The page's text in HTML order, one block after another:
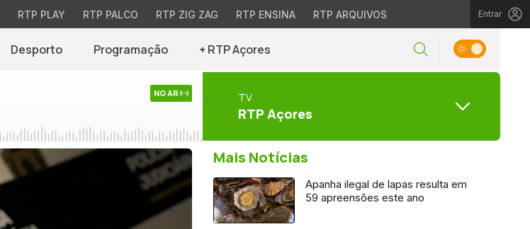
RTP PLAY RTP PALCO RTP ZIG ZAG RTP ENSINA RTP ARQUIVOS Entrar
Desporto Programação + RTP Açores
NO AR TV
RTP Açores
Mais Notícias
Apanha ilegal de lapas resulta em
59 apreensões este ano